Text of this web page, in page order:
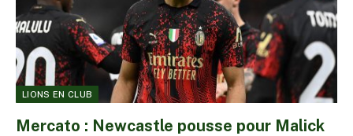
LIONS EN CLUB
Mercato : Newcastle pousse pour Malick